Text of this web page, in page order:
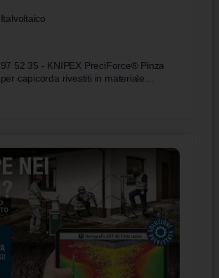
Italvoltaico
97 52 35 - KNIPEX PreciForce® Pinza
per capicorda rivestiti in materiale